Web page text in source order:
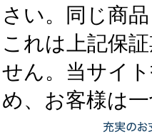
さい。同じ商
これは上記保
せん。当サイ
め、お客様は